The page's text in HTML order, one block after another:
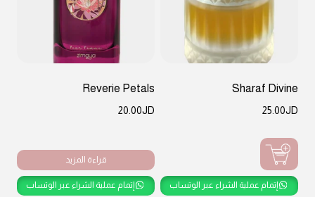
Sharaf Divine
JD
25.00
إتمام عملية الشراء عبر الوتساب
Reverie Petals
JD
20.00
قراءة المزيد
إتمام عملية الشراء عبر الوتساب